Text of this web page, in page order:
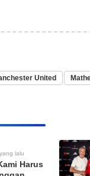
United
lalu
Harus